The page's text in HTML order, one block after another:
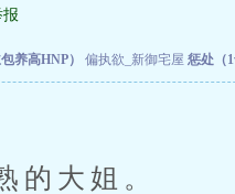
养高HNP） 偏执欲_新御宅屋 惩处（
大姐。